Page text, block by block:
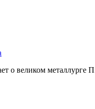
о великом